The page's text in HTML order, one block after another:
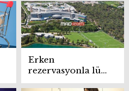
Erken
rezervasyonla lüks
tatilde avantaj